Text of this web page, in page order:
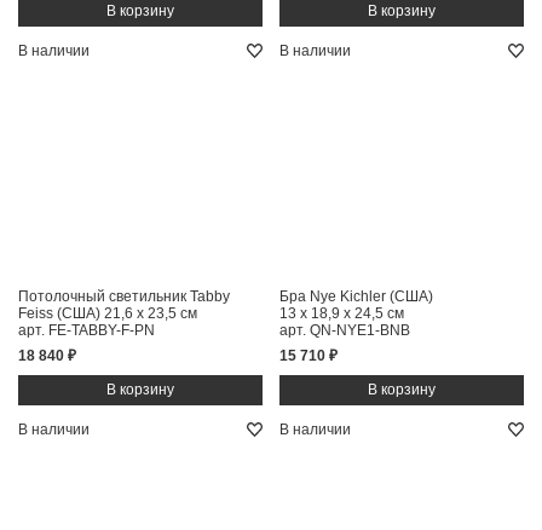
В наличии
Потолочный светильник Tabby
Feiss (США) 21,6 x 23,5 см
арт. FE-TABBY-F-PN
18 840 ₽
В наличии
Бра Nye Kichler (США)
13 x 18,9 x 24,5 см
арт. QN-NYE1-BNB
15 710 ₽
В наличии В наличии